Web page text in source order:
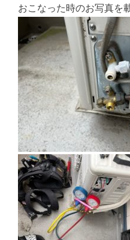
おこなった時のお写真を